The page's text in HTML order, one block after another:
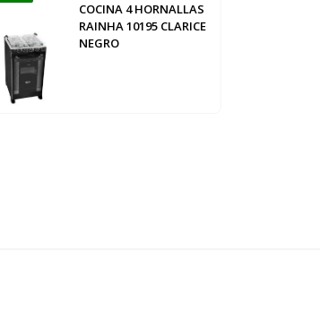
COCINA 4 HORNALLAS
RAINHA 10195 CLARICE
NEGRO